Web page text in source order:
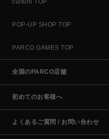
culture TOP
POP-UP SHOP TOP
PARCO GAMES TOP
全国のPARCO店舗
初めてのお客様へ
よくあるご質問 / お問い合わせ